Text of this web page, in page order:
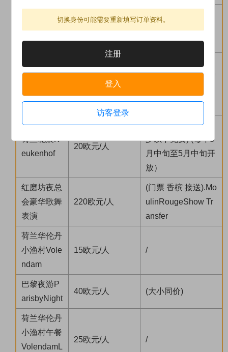
RiverRhine
Cruise
或时间合适才可安
排)
运河游船A
analCruise
20欧元/人
(4岁以下免费)(14岁
荷兰花展K
eukenhof
20欧元/人
（4-17岁-9欧元，3
岁以下免费) (每年3
月中旬至5月中旬开
放）
红磨坊夜总
会豪华歌舞
表演
220欧元/人
(门票 香槟 接送).Mo
ulinRougeShow Tr
ansfer
荷兰华伦丹
小渔村Vole
ndam
15欧元/人 /
巴黎夜游P
arisbyNight
40欧元/人 (大小同价)
荷兰华伦丹
小渔村午餐
VolendamL
25欧元/人 /
切换身份可能需要重新填写订单资料。
注册
登入
访客登录